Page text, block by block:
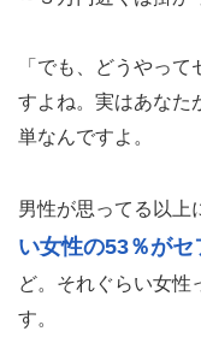
「でも、どうやっ
すよね。実はあなた
単なんですよ。
男性が思ってる以上
い女性の53％がセ
ど。それぐらい女性
す。